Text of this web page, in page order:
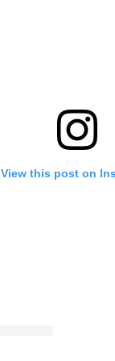
View this post on